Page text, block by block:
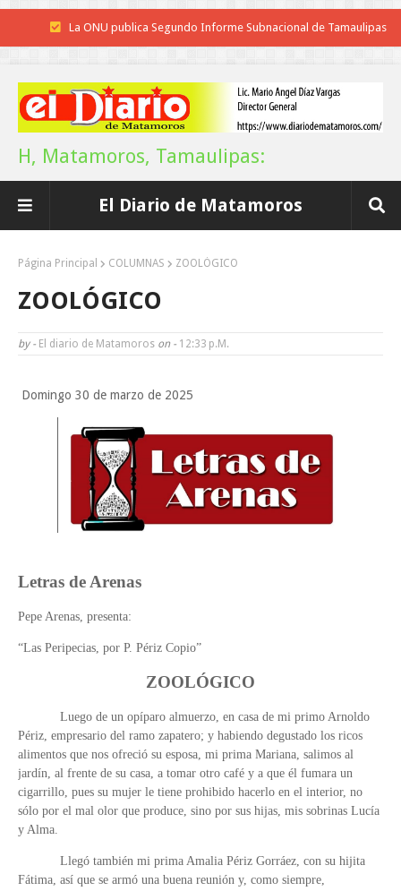
La ONU publica Segundo Informe Subnacional de Tamaulipas
Funcionarios, periodistas y empresarios
Alberto Carrera Torres
Prepara la UAT el arranque del ciclo escolar Otoño 2026
economía de las familias
Impulsa UAT prácticas de economía circular para el desarrollo
Martes en Tu Colonia Renovado acerca servicios y atención directa a
familias de Matamoros
H, Matamoros, Tamaulipas:
El Diario de Matamoros
Página Principal COLUMNAS ZOOLÓGICO
ZOOLÓGICO
by - El diario de Matamoros on - 12:33 P.m.
Domingo 30 de marzo de 2025
Letras de Arenas
Pepe Arenas, presenta:
“Las Peripecias, por P. Périz Copio”
ZOOLÓGICO
Luego de un opíparo almuerzo, en casa de mi primo Arnoldo
Périz, empresario del ramo zapatero; y habiendo degustado los ricos
alimentos que nos ofreció su esposa, mi prima Mariana, salimos al
jardín, al frente de su casa, a tomar otro café y a que él fumara un
cigarrillo, pues su mujer le tiene prohibido hacerlo en el interior, no
sólo por el mal olor que produce, sino por sus hijas, mis sobrinas Lucía
y Alma.
Llegó también mi prima Amalia Périz Gorráez, con su hijita
Fátima, así que se armó una buena reunión y, como siempre,